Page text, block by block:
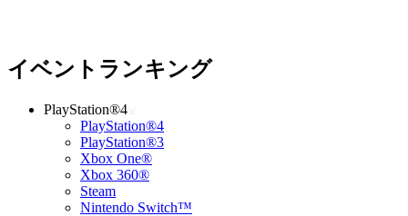
イベントランキング
PlayStation®4
PlayStation®4
PlayStation®3
Xbox One®
Xbox 360®
Steam
Nintendo Switch™